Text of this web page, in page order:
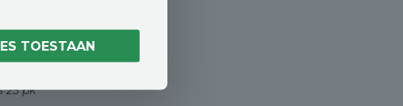
kg
m
25 pk
TOESTAAN